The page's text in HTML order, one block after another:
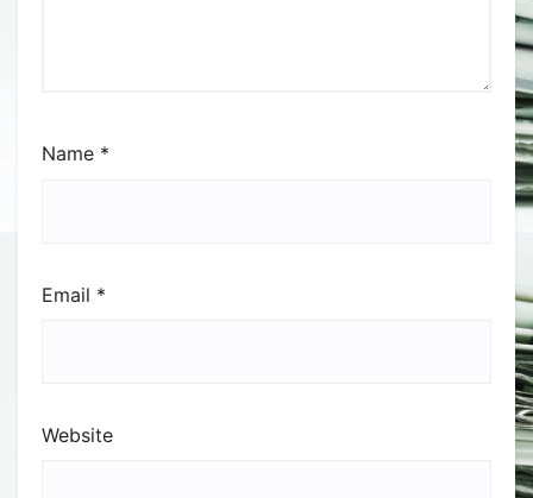
Name *
Email *
Website